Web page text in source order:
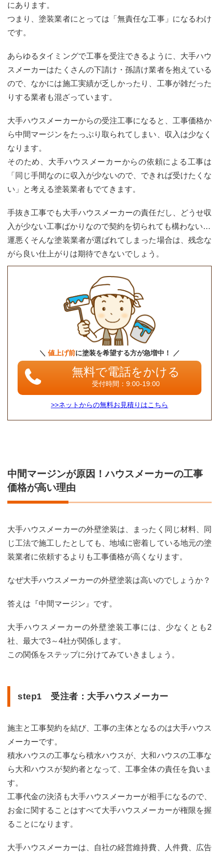
にあります。
つまり、塗装業者にとっては「無責任な工事」になるわけ
です。
あらゆるタイミングで工事を受注できるように、大手ハウ
スメーカーはたくさんの下請け・孫請け業者を抱えている
ので、なかには施工実績が乏しかったり、工事が雑だった
りする業者も混ざっています。
大手ハウスメーカーからの受注工事になると、工事価格か
ら中間マージンをたっぷり取られてしまい、収入は少なく
なります。
そのため、大手ハウスメーカーからの依頼による工事は
「同じ手間なのに収入が少ないので、できれば受けたくな
い」と考える塗装業者もでてきます。
手抜き工事でも大手ハウスメーカーの責任だし、どうせ収
入が少ない工事ばかりなので契約を切られても構わない…
運悪くそんな塗装業者が選ばれてしまった場合は、残念な
がら良い仕上がりは期待できないでしょう。
＼ 値上げ前に塗装を希望する方が急増中！ ／
無料で電話をかける
受付時間：9:00-19:00
>>ネットからの無料お見積りはこちら
中間マージンが原因！ハウスメーカーの工事
価格が高い理由
大手ハウスメーカーの外壁塗装は、まったく同じ材料、同
じ工法で施工したとしても、地域に密着している地元の塗
装業者に依頼するよりも工事価格が高くなります。
なぜ大手ハウスメーカーの外壁塗装は高いのでしょうか？
答えは『中間マージン』です。
大手ハウスメーカーの外壁塗装工事には、少なくとも2
社、最大で3～4社が関係します。
この関係をステップに分けてみていきましょう。
step1 受注者：大手ハウスメーカー
施主と工事契約を結び、工事の主体となるのは大手ハウス
メーカーです。
積水ハウスの工事なら積水ハウスが、大和ハウスの工事な
ら大和ハウスが契約者となって、工事全体の責任を負いま
す。
工事代金の決済も大手ハウスメーカーが相手になるので、
お金に関することはすべて大手ハウスメーカーが権限を握
ることになります。
大手ハウスメーカーは、自社の経営維持費、人件費、広告